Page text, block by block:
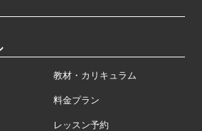
教材・カリキュラム
料金プラン
レッスン予約